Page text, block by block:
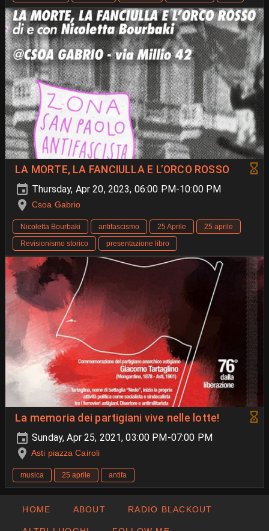
LA MORTE, LA FANCIULLA E L’ORCO ROSSO
Thursday, Apr 20, 2023, 06:00 PM-10:00 PM
Csoa Gabrio
Nicoletta Bourbaki antifascismo 25 Aprile
25 aprile
Revisionismo storico
presentazione libro
La memoria dei partigiani vive nelle lotte!
Sunday, Apr 25, 2021, 03:00 PM-07:00 PM
Asti piazza Cairoli
musica 25 aprile antifa
HOME ABOUT RADIO BLACKOUT